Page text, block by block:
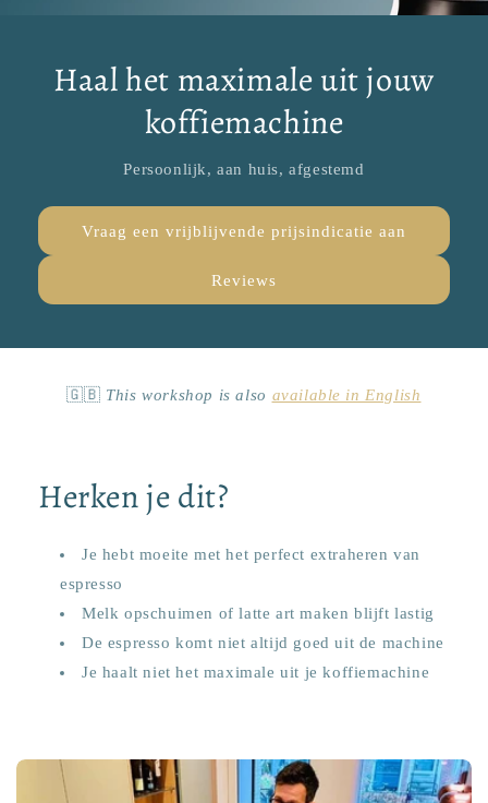
Haal het maximale uit jouw
koffiemachine
Persoonlijk, aan huis, afgestemd
Vraag een vrijblijvende prijsindicatie aan
Reviews
🇬🇧 This workshop is also available in English
Herken je dit?
Je hebt moeite met het perfect extraheren van
espresso
Melk opschuimen of latte art maken blijft lastig
De espresso komt niet altijd goed uit de machine
Je haalt niet het maximale uit je koffiemachine